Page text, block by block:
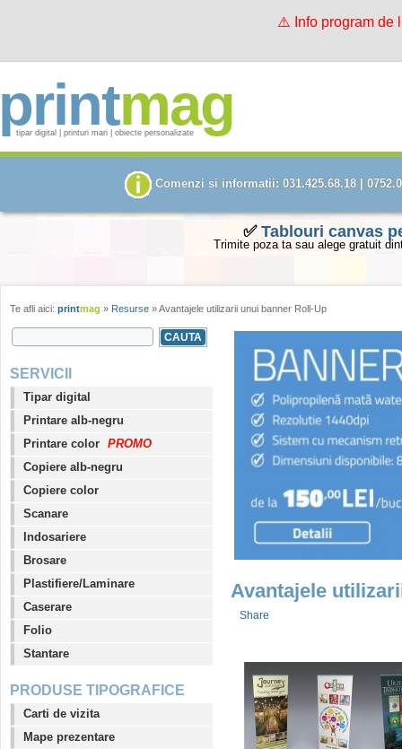
⚠️ Info program de
mag
tipar digital | printuri mari | obiecte personalizate
Comenzi si informatii: 031.425.68.18 |
✅ Tablouri canvas
Trimite poza ta sau alege gratuit
Te afli aici: printmag » Resurse » Avantajele utilizarii unui banner Roll-Up
SEARCH FORM
SERVICII
Tipar digital
Printare alb-negru
Printare color PROMO
Copiere alb-negru
Copiere color
Scanare
Indosariere
Brosare
Plastifiere/Laminare
Caserare
Folio
Stantare
PRODUSE TIPOGRAFICE
Carti de vizita
Mape prezentare
Avantajele
Share